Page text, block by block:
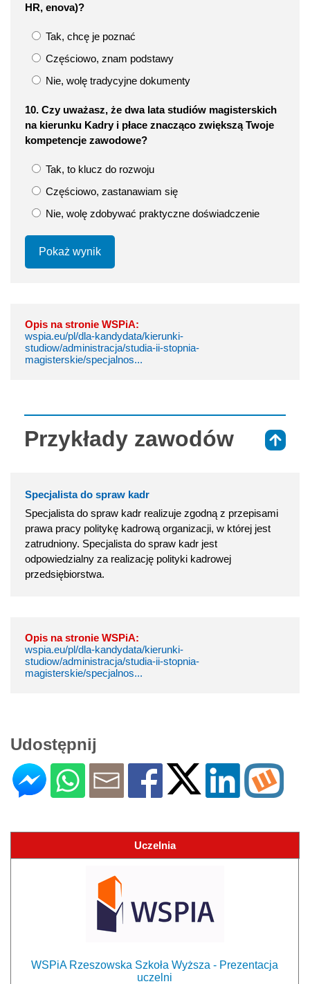
HR, enova)?
Tak, chcę je poznać
Częściowo, znam podstawy
Nie, wolę tradycyjne dokumenty
10. Czy uważasz, że dwa lata studiów magisterskich
na kierunku Kadry i płace znacząco zwiększą Twoje
kompetencje zawodowe?
Tak, to klucz do rozwoju
Częściowo, zastanawiam się
Nie, wolę zdobywać praktyczne doświadczenie
Pokaż wynik
Opis na stronie WSPiA:
wspia.eu/pl/dla-kandydata/kierunki-
studiow/administracja/studia-ii-stopnia-
magisterskie/specjalnos...
Przykłady zawodów
Specjalista do spraw kadr
Specjalista do spraw kadr realizuje zgodną z przepisami
prawa pracy politykę kadrową organizacji, w której jest
zatrudniony. Specjalista do spraw kadr jest
odpowiedzialny za realizację polityki kadrowej
przedsiębiorstwa.
Opis na stronie WSPiA:
wspia.eu/pl/dla-kandydata/kierunki-
studiow/administracja/studia-ii-stopnia-
magisterskie/specjalnos...
Udostępnij
Uczelnia
WSPiA Rzeszowska Szkoła Wyższa - Prezentacja
uczelni